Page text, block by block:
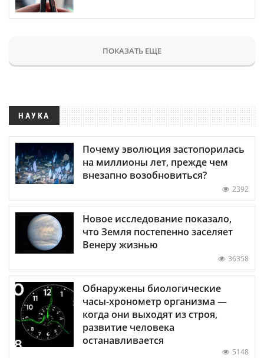
ПОКАЗАТЬ ЕЩЕ
НАУКА
Почему эволюция застопорилась
на миллионы лет, прежде чем
внезапно возобновиться?
2392
Новое исследование показало,
что Земля постепенно заселяет
Венеру жизнью
36358
Обнаружены биологические
часы-хронометр организма —
когда они выходят из строя,
развитие человека
останавливается
5148